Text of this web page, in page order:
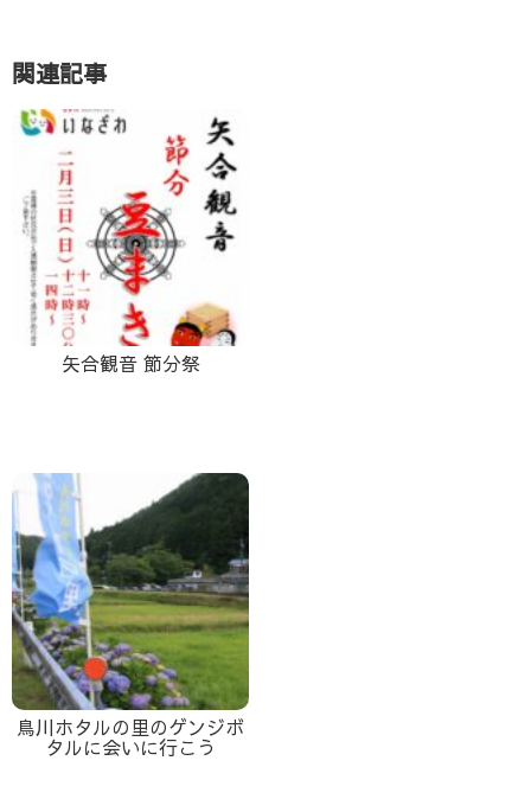
関連記事
矢合観音 節分祭
鳥川ホタルの里のゲンジボ
タルに会いに行こう